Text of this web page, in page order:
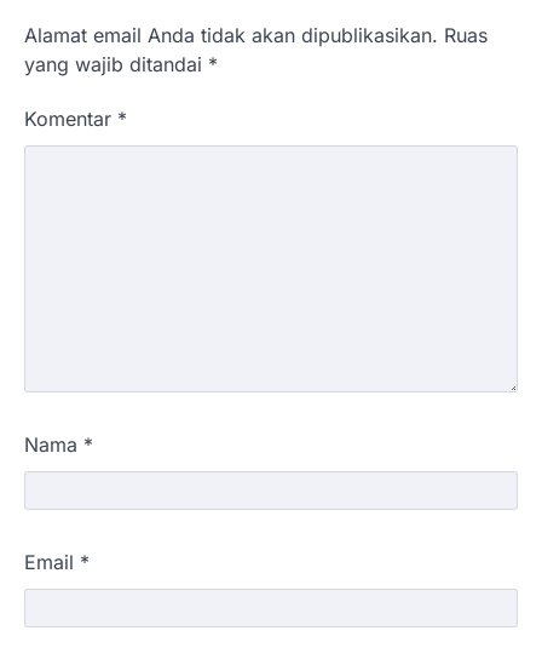
Alamat email Anda tidak akan dipublikasikan. Ruas
yang wajib ditandai *
Komentar *
Nama *
Email *